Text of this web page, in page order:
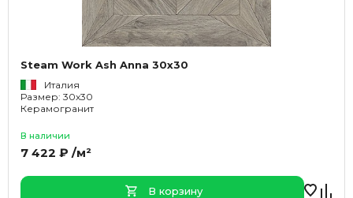
Steam Work Ash Anna 30x30
Италия
Размер: 30x30
Керамогранит
В наличии
7 422 ₽ /м²
В корзину